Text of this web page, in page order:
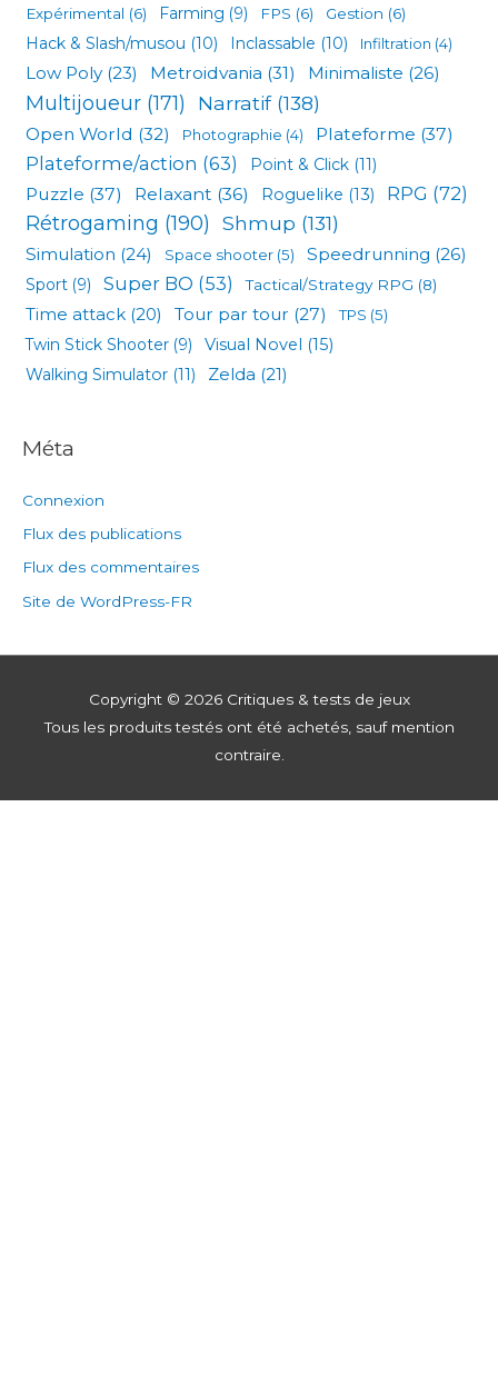
Expérimental (6) Farming (9) FPS (6) Gestion (6)
Hack & Slash/musou (10) Inclassable (10) Infiltration (4)
Low Poly (23) Metroidvania (31) Minimaliste (26)
Multijoueur (171) Narratif(138)
Open World (32) Photographie (4) Plateforme (37)
Plateforme/action (63) Point & Click (11)
Puzzle (37) Relaxant (36) Roguelike (13) RPG (72)
Rétrogaming (190) Shmup (131)
Simulation (24) Space shooter (5) Speedrunning (26)
Sport (9) Super BO (53) Tactical/Strategy RPG (8)
Time attack (20) Tour par tour (27) TPS (5)
Twin Stick Shooter (9) Visual Novel (15)
Walking Simulator (11) Zelda (21)
Méta
Connexion
Flux des publications
Flux des commentaires
Site de WordPress-FR
Copyright © 2026 Critiques & tests de jeux
Tous les produits testés ont été achetés, sauf mention
contraire.